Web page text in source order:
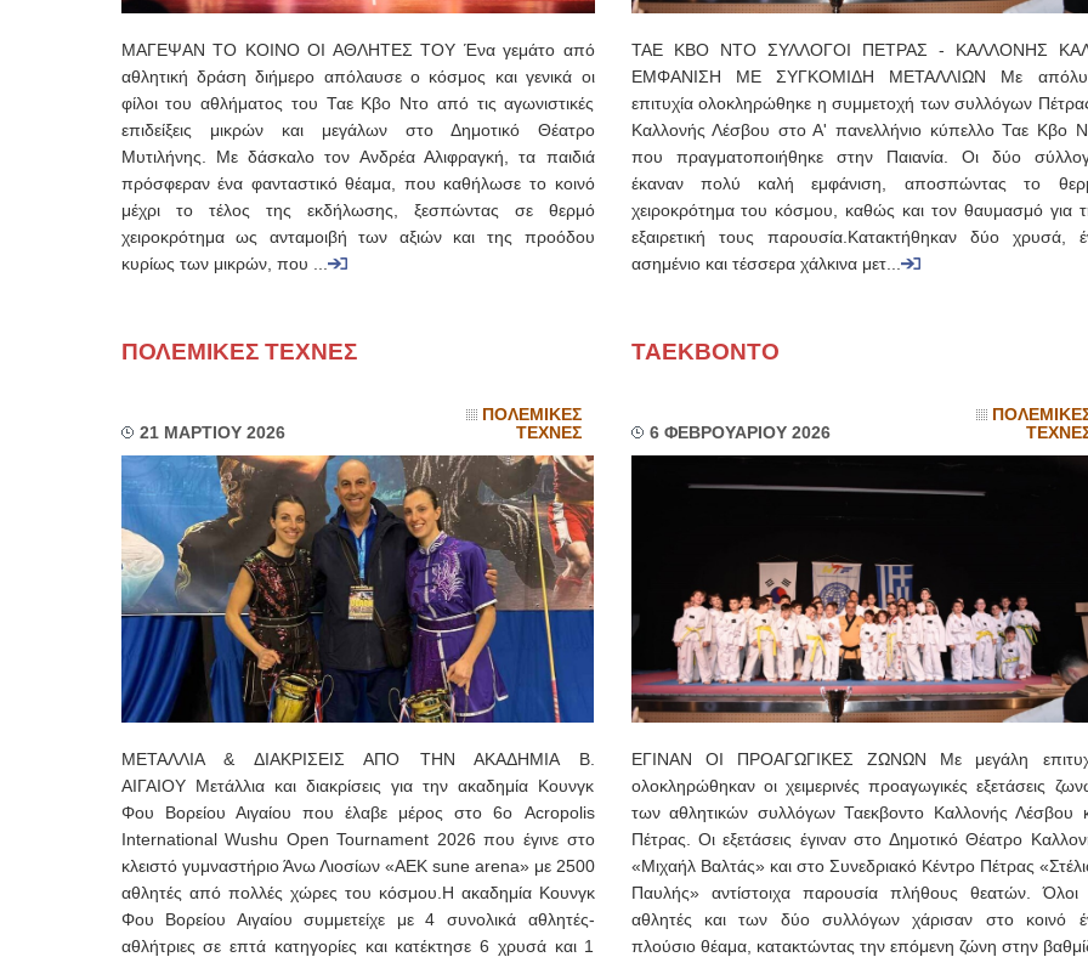
ΜΑΓΕΨΑΝ ΤΟ ΚΟΙΝΟ ΟΙ ΑΘΛΗΤΕΣ ΤΟΥ Ένα γεμάτο από
αθλητική δράση διήμερο απόλαυσε ο κόσμος και γενικά οι
φίλοι του αθλήματος του Ταε Κβο Ντο από τις αγωνιστικές
επιδείξεις μικρών και μεγάλων στο Δημοτικό Θέατρο
Μυτιλήνης. Με δάσκαλο τον Ανδρέα Αλιφραγκή, τα παιδιά
πρόσφεραν ένα φανταστικό θέαμα, που καθήλωσε το κοινό
μέχρι το τέλος της εκδήλωσης, ξεσπώντας σε θερμό
χειροκρότημα ως ανταμοιβή των αξιών και της προόδου
κυρίως των μικρών, που ...
ΤΑΕ ΚΒΟ ΝΤΟ ΣΥΛΛΟΓΟΙ ΠΕΤΡΑΣ - ΚΑΛΛΟΝΗΣ
ΕΜΦΑΝΙΣΗ ΜΕ ΣΥΓΚΟΜΙΔΗ ΜΕΤΑΛΛΙΩΝ Με
επιτυχία ολοκληρώθηκε η συμμετοχή των συλλόγων
Καλλονής Λέσβου στο Α' πανελλήνιο κύπελλο Ταε Κβο
που πραγματοποιήθηκε στην Παιανία. Οι δύο
έκαναν πολύ καλή εμφάνιση, αποσπώντας το
χειροκρότημα του κόσμου, καθώς και τον θαυμασμό για
εξαιρετική τους παρουσία.Κατακτήθηκαν δύο χρυσά,
ασημένιο και τέσσερα χάλκινα μετ...
ΠΟΛΕΜΙΚΕΣ ΤΕΧΝΕΣ
21 ΜΑΡΤΙΟΥ 2026
ΠΟΛΕΜΙΚΕΣ
ΤΕΧΝΕΣ
ΜΕΤΑΛΛΙΑ & ΔΙΑΚΡΙΣΕΙΣ ΑΠΟ ΤΗΝ ΑΚΑΔΗΜΙΑ Β.
ΑΙΓΑΙΟΥ Μετάλλια και διακρίσεις για την ακαδημία Κουνγκ
Φου Βορείου Αιγαίου που έλαβε μέρος στο 6ο Acropolis
International Wushu Open Tournament 2026 που έγινε στο
κλειστό γυμναστήριο Άνω Λιοσίων «ΑΕΚ sune arena» με 2500
αθλητές από πολλές χώρες του κόσμου.Η ακαδημία Κουνγκ
Φου Βορείου Αιγαίου συμμετείχε με 4 συνολικά αθλητές-
αθλήτριες σε επτά κατηγορίες και κατέκτησε 6 χρυσά και 1
ΤΑΕΚΒΟΝΤΟ
6 ΦΕΒΡΟΥΑΡΙΟΥ 2026
ΕΓΙΝΑΝ ΟΙ ΠΡΟΑΓΩΓΙΚΕΣ ΖΩΝΩΝ Με μεγάλη
ολοκληρώθηκαν οι χειμερινές προαγωγικές εξετάσεις
των αθλητικών συλλόγων Ταεκβοντο Καλλονής Λέσβου
Πέτρας. Οι εξετάσεις έγιναν στο Δημοτικό Θέατρο
«Μιχαήλ Βαλτάς» και στο Συνεδριακό Κέντρο Πέτρας
Παυλής» αντίστοιχα παρουσία πλήθους θεατών. Όλοι
αθλητές και των δύο συλλόγων χάρισαν στο κοινό
πλούσιο θέαμα, κατακτώντας την επόμενη ζώνη στην